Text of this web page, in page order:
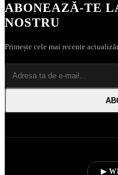
ABONEAZĂ‑TE
NOSTRU
Primește cele mai recente
▶